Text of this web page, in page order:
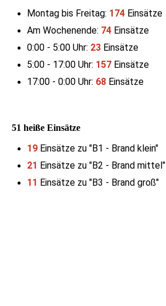
Montag bis Freitag: 174 Einsätze
Am Wochenende: 74 Einsätze
0:00 - 5:00 Uhr: 23 Einsätze
5:00 - 17:00 Uhr: 157 Einsätze
17:00 - 0:00 Uhr: 68 Einsätze
51 heiße Einsätze
19 Einsätze zu "B1 - Brand klein"
21 Einsätze zu "B2 - Brand mittel"
11 Einsätze zu "B3 - Brand groß"